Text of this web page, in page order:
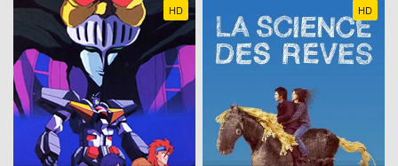
HD HD